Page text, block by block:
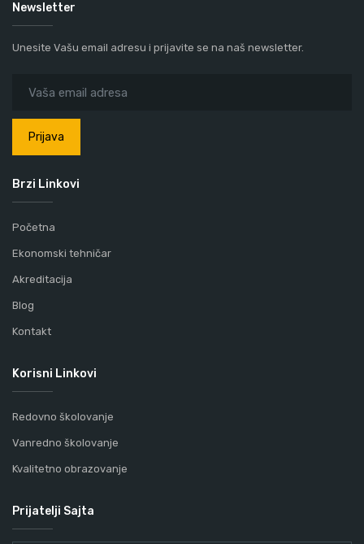
Newsletter
Unesite Vašu email adresu i prijavite se na naš newsletter.
Prijava
Brzi Linkovi
Početna
Ekonomski tehničar
Akreditacija
Blog
Kontakt
Korisni Linkovi
Redovno školovanje
Vanredno školovanje
Kvalitetno obrazovanje
Prijatelji Sajta